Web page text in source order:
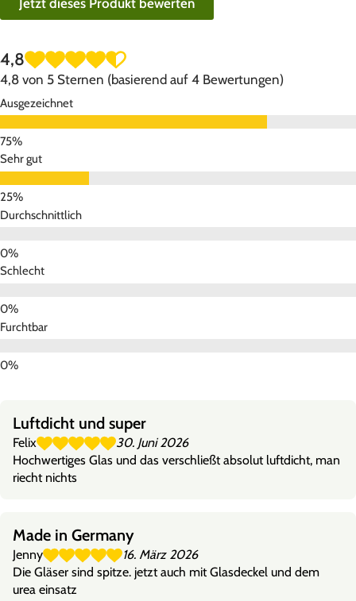
4,8
4,8 von 5 Sternen (basierend auf 4 Bewertungen)
Ausgezeichnet
Sehr gut
Durchschnittlich
Schlecht
Furchtbar
Luftdicht und super
Felix
30. Juni 2026
Hochwertiges Glas und das verschließt absolut luftdicht, man
riecht nichts
Made in Germany
Jenny
16. März 2026
Die Gläser sind spitze. jetzt auch mit Glasdeckel und dem
urea einsatz